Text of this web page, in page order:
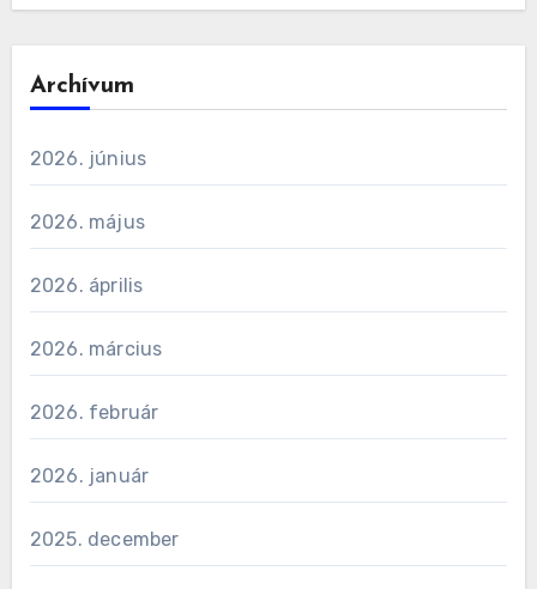
Archívum
2026. június
2026. május
2026. április
2026. március
2026. február
2026. január
2025. december